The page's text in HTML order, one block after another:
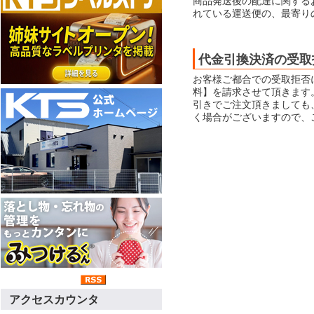
アクセスカウンタ
れている運送便の、最寄
代金引換決済の受
お客様ご都合での受取拒
料】を請求させて頂きま
引きでご注文頂きまして
く場合がございますので